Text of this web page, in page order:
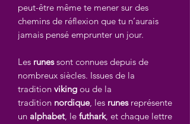
peut-être même te mener sur des
chemins de réflexion que tu n’aurais
jamais pensé emprunter un jour.
Les runessont connues depuis de
nombreux siècles. Issues de la
tradition viking ou de la
tradition nordique, les runes représente
un alphabet, le futhark, et chaque lettre